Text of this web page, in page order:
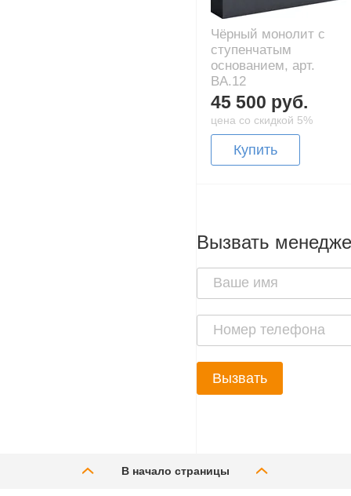
Чёрный монолит с
ступенчатым
основанием, арт.
BA.12
45 500 руб.
цена со скидкой 5%
Купить
Вызвать
Вызвать
В начало страницы